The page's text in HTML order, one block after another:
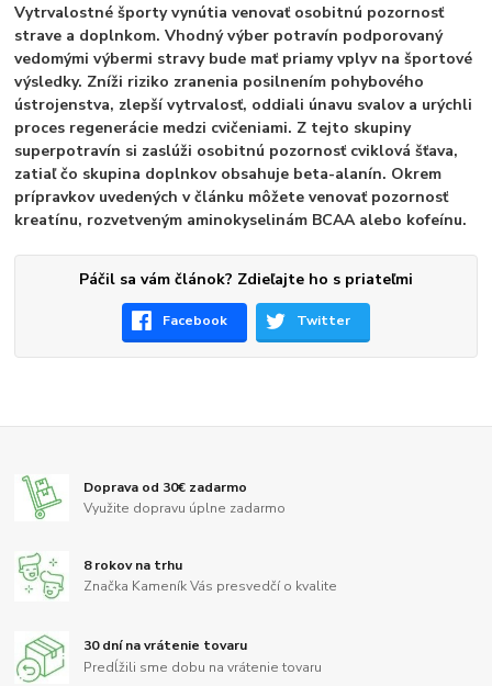
Vytrvalostné športy vynútia venovať osobitnú pozornosť
strave a doplnkom. Vhodný výber potravín podporovaný
vedomými výbermi stravy bude mať priamy vplyv na športové
výsledky. Zníži riziko zranenia posilnením pohybového
ústrojenstva, zlepší vytrvalosť, oddiali únavu svalov a urýchli
proces regenerácie medzi cvičeniami. Z tejto skupiny
superpotravín si zaslúži osobitnú pozornosť cviklová šťava,
zatiaľ čo skupina doplnkov obsahuje beta-alanín. Okrem
prípravkov uvedených v článku môžete venovať pozornosť
kreatínu, rozvetveným aminokyselinám BCAA alebo kofeínu.
Páčil sa vám článok? Zdieľajte ho s priateľmi
Facebook Twitter
Doprava od 30€ zadarmo
Využite dopravu úplne zadarmo
8 rokov na trhu
Značka Kameník Vás presvedčí o kvalite
30 dní na vrátenie tovaru
Predĺžili sme dobu na vrátenie tovaru